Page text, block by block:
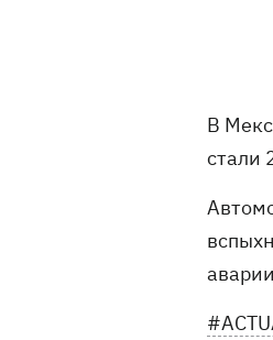
В
стали